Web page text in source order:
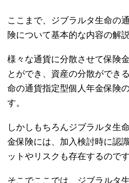
ここまで、ジブラルタ生命の
険について基本的な内容の解
様々な通貨に分散させて保険
とができ、資産の分散ができ
命の通貨指定型個人年金保険
す。
しかしもちろんジブラルタ生
金保険には、加入検討時に認
ットやリスクも存在するのです
そこでここでは、ジブラルタ